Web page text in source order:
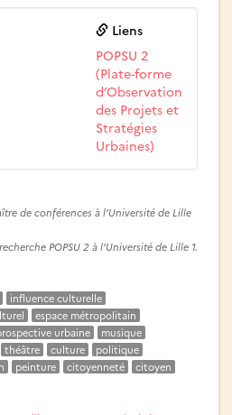
Liens
POPSU 2
(Plate-forme
d’Observation
des Projets et
Stratégies
Urbaines)
de conférences à l’Université de Lille
POPSU 2 à l’Université de Lille 1.
influence culturelle
espace métropolitain
urbaine
musique
théâtre culture
politique
peinture citoyenneté citoyen